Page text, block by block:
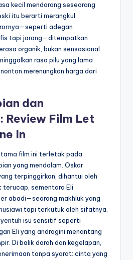
kecil mendorong seseorang
itu berarti merangkul
adegan
tapi jarang—ditempatkan
organik, bukan sensasional.
rasa pilu yang lama
merenungkan harga dari
dan
Review Film Let
In
film ini terletak pada
yang mendalam. Oskar
terpinggirkan, dihantui oleh
terucap, sementara Eli
abadi—seorang makhluk yang
tapi terkutuk oleh sifatnya.
isu sensitif seperti
Eli yang androgini menantang
Di balik darah dan kegelapan,
tanpa syarat: cinta yang